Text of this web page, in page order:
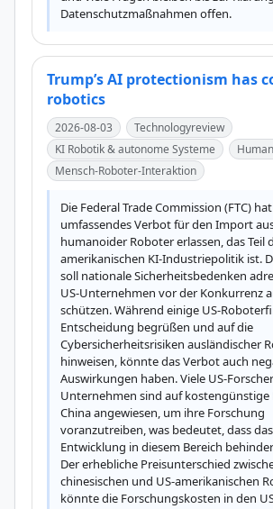
Datenschutzmaßnahmen offen.
Trump’s AI protectionism has
robotics
2026-08-03
Technologyreview
KI Robotik & autonome Systeme
Mensch-Roboter-Interaktion
Die Federal Trade Commission (FTC)
umfassendes Verbot für den Import
humanoider Roboter erlassen, das Teil
amerikanischen KI-Industriepolitik ist.
soll nationale Sicherheitsbedenken
US-Unternehmen vor der Konkurrenz
schützen. Während einige US-
Entscheidung begrüßen und auf die
Cybersicherheitsrisiken ausländischer
hinweisen, könnte das Verbot auch
Auswirkungen haben. Viele US-
Unternehmen sind auf kostengünstige
China angewiesen, um ihre Forschung
voranzutreiben, was bedeutet, dass
Entwicklung in diesem Bereich
Der erhebliche Preisunterschied
chinesischen und US-amerikanischen
könnte die Forschungskosten in den